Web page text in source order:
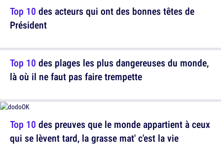
Top 10 des plages les plus dangereuses du monde,
là où il ne faut pas faire trempette
Top 10 des acteurs qui ont des bonnes têtes de
Président
Top 10 des preuves que le monde appartient à ceux
qui se lèvent tard, la grasse mat' c'est la vie